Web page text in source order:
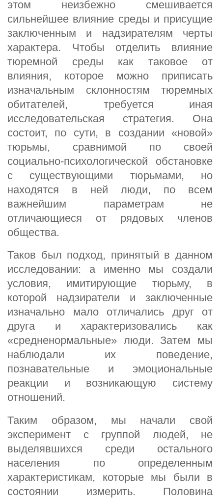
этом неизбежно смешивается
сильнейшее влияние среды и присущие
заключенным и надзирателям черты
характера. Чтобы отделить влияние
тюремной среды как таковое от
влияния, которое можно приписать
изначальным склонностям тюремных
обитателей, требуется иная
исследовательская стратегия. Она
состоит, по сути, в создании «новой»
тюрьмы, сравнимой по своей
социально-психологической обстановке
с существующими тюрьмами, но
находятся в ней люди, по всем
важнейшим параметрам не
отличающиеся от рядовых членов
общества.
Таков был подход, принятый в данном
исследовании: а именно мы создали
условия, имитирующие тюрьму, в
которой надзиратели и заключенные
изначально мало отличались друг от
друга и характеризовались как
«средненормальные» люди. Затем мы
наблюдали их поведение,
познавательные и эмоциональные
реакции и возникающую систему
отношений.
Таким образом, мы начали свой
эксперимент с группой людей, не
выделявшихся среди остального
населения по определенным
характеристикам, которые мы были в
состоянии измерить. Половина